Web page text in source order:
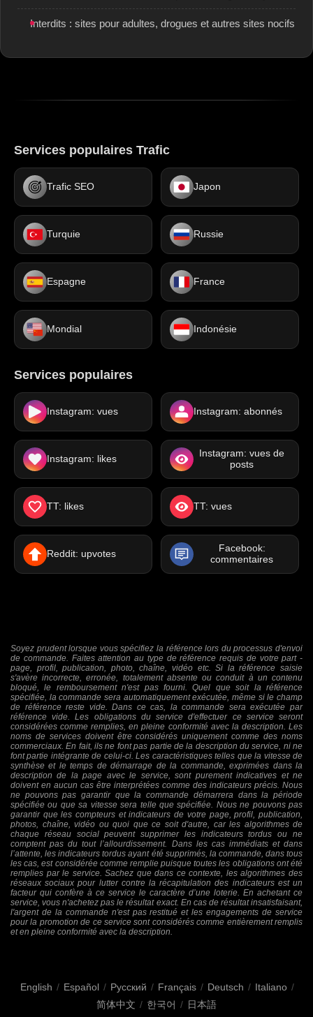
Interdits : sites pour adultes, drogues et autres sites nocifs
Services populaires Trafic
Trafic SEO Japon
Turquie Russie
Espagne France
Mondial Indonésie
Services populaires
Instagram: vues Instagram: abonnés
Instagram: likes
Instagram: vues de
posts
TT: likes TT: vues
Reddit: upvotes
Facebook:
commentaires
Soyez prudent lorsque vous spécifiez la référence lors du processus d'envoi
de commande. Faites attention au type de référence requis de votre part -
page, profil, publication, photo, chaîne, vidéo etc. Si la référence saisie
s'avère incorrecte, erronée, totalement absente ou conduit à un contenu
bloqué, le remboursement n'est pas fourni. Quel que soit la référence
spécifiée, la commande sera automatiquement exécutée, même si le champ
de référence reste vide. Dans ce cas, la commande sera exécutée par
référence vide. Les obligations du service d'effectuer ce service seront
considérées comme remplies, en pleine conformité avec la description. Les
noms de services doivent être considérés uniquement comme des noms
commerciaux. En fait, ils ne font pas partie de la description du service, ni ne
font partie intégrante de celui-ci. Les caractéristiques telles que la vitesse de
synthèse et le temps de démarrage de la commande, exprimées dans la
description de la page avec le service, sont purement indicatives et ne
doivent en aucun cas être interprétées comme des indicateurs précis. Nous
ne pouvons pas garantir que la commande démarrera dans la période
spécifiée ou que sa vitesse sera telle que spécifiée. Nous ne pouvons pas
garantir que les compteurs et indicateurs de votre page, profil, publication,
photos, chaîne, vidéo ou quoi que ce soit d'autre, car les algorithmes de
chaque réseau social peuvent supprimer les indicateurs tordus ou ne
comptent pas du tout l’allourdissement. Dans les cas immédiats et dans
l’attente, les indicateurs tordus ayant été supprimés, la commande, dans tous
les cas, est considérée comme remplie puisque toutes les obligations ont été
remplies par le service. Sachez que dans ce contexte, les algorithmes des
réseaux sociaux pour lutter contre la récapitulation des indicateurs est un
facteur qui confère à ce service le caractère d’une loterie. En achetant ce
service, vous n'achetez pas le résultat exact. En cas de résultat insatisfaisant,
l'argent de la commande n'est pas restitué et les engagements de service
pour la promotion de ce service sont considérés comme entièrement remplis
et en pleine conformité avec la description.
English / Español / Русский / Français / Deutsch / Italiano /
简体中文 / 한국어 / 日本語